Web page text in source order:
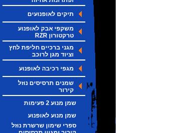
תיקים לאופנועים
משקפי אבק לאופנוע
טרקטורון RZR
מגני ברכיים חליפת לחץ
וציוד מגן לרוכב
מגפי רכיבה לאופנוע
שמנים תרסיסים נוזל
קירור
שמן מנוע 2 פעימות
שמן מנוע לאופנוע
ספרי שימון שרשרת נוזל